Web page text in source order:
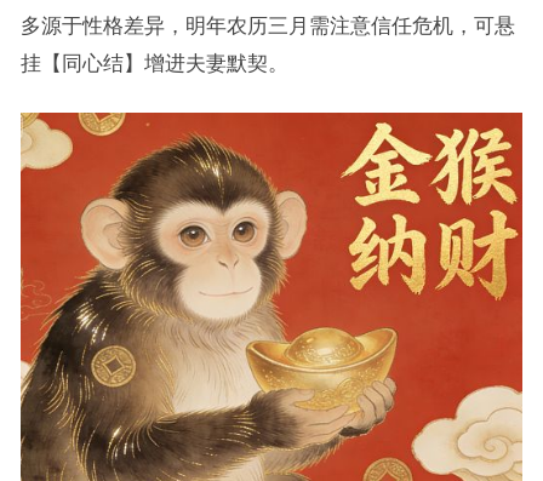
多源于性格差异，明年农历三月需注意信任危机，可悬
挂【同心结】增进夫妻默契。